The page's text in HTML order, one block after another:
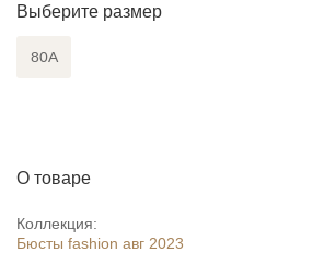
Выберите размер
80A
О товаре
Коллекция:
Бюсты fashion авг 2023